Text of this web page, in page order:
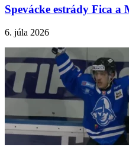
Spevácke estrády Fica
6. júla 2026